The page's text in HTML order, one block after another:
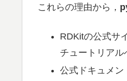
これらの理由から，
RDKitの公式サ
チュートリアル
公式ドキュメン